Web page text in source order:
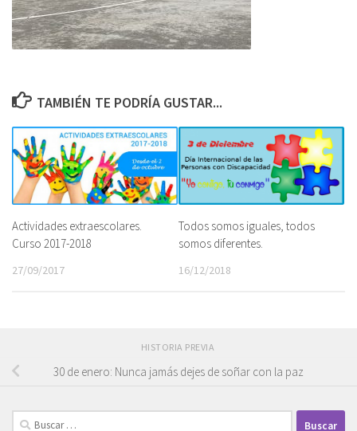
TAMBIÉN TE PODRÍA GUSTAR...
Actividades extraescolares.
Curso 2017-2018
27/09/2017
Todos somos iguales, todos
somos diferentes.
16/12/2018
HISTORIA PREVIA
30 de enero: Nunca jamás dejes de soñar con la paz
Buscar: